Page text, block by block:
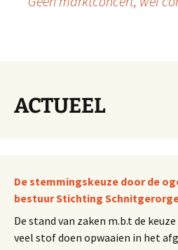
ACTUEEL
De stemmingskeuze door de
bestuur Stichting
De stand van zaken m.b.t de
veel stof doen opwaaien in het